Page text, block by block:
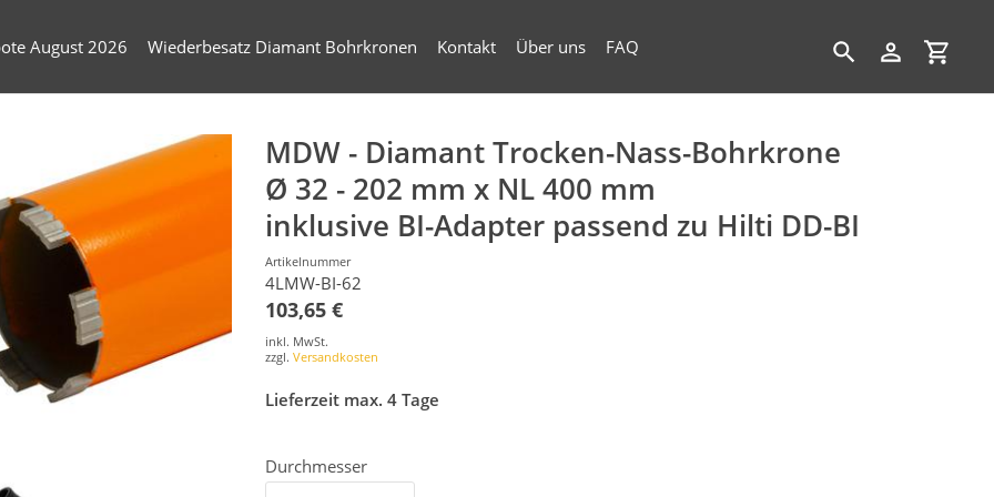
August 2026 Wiederbesatz Diamant Bohrkronen Kontakt Über uns FAQ
SuchenEinloggen
MDW - Diamant Trocken-Nass-Bohrkrone
Ø 32 - 202 mm x NL 400 mm
inklusive BI-Adapter passend zu Hilti DD-BI
Artikelnummer
4LMW-BI-62
103,65 €
inkl. MwSt.
zzgl. Versandkosten
Lieferzeit max. 4 Tage
Durchmesser